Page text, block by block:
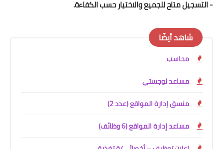
- التسجيل متاح للجميع والاختيار حسب الكفاءة.
شاهد أيضًا
محاسب
مساعد لوجستي
منسق إدارة المواقع (عدد 2)
مساعد إدارة المواقع (6 وظائف)